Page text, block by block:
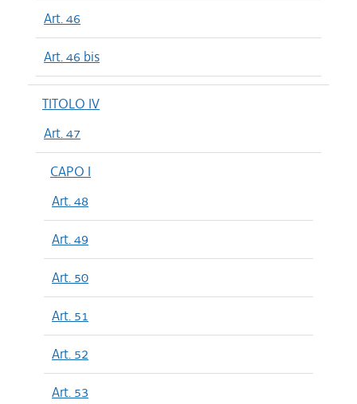
Art. 46
Art. 46 bis
TITOLO IV
Art. 47
CAPO I
Art. 48
Art. 49
Art. 50
Art. 51
Art. 52
Art. 53